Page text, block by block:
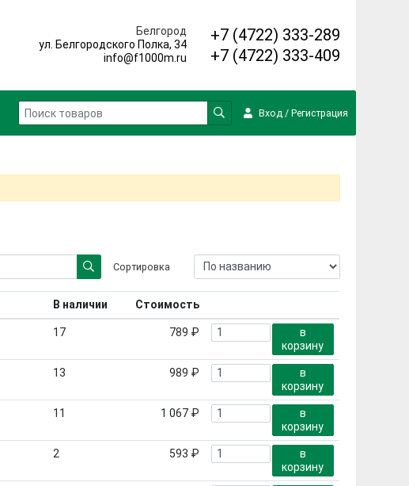
Белгород
ул. Белгородского Полка, 34
info@f1000m.ru
+7 (4722) 333-289
+7 (4722) 333-409
Вход/ Регистрация
Сортировка
В наличии Стоимость
17 789 ₽
в
корзину
13 989 ₽
в
корзину
11 1 067 ₽
в
корзину
2 593 ₽
в
корзину